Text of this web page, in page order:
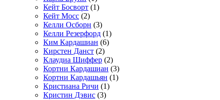
Кейт Босворт (1)
Кейт Мосс (2)
Келли Осборн (3)
Келли Резерфорд (1)
Ким Кардашиан (6)
Кирстен Данст (2)
Клаудиа Шиффер (2)
Кортни Кардашиан (3)
Кортни Кардашьян (1)
Кристиана Ричи (1)
Кристин Дэвис (3)